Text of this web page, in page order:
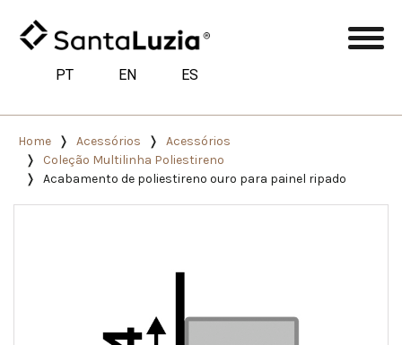
PT EN ES
Home Acessórios
Acessórios
Coleção Multilinha Poliestireno
Acabamento de poliestireno ouro para painel ripado